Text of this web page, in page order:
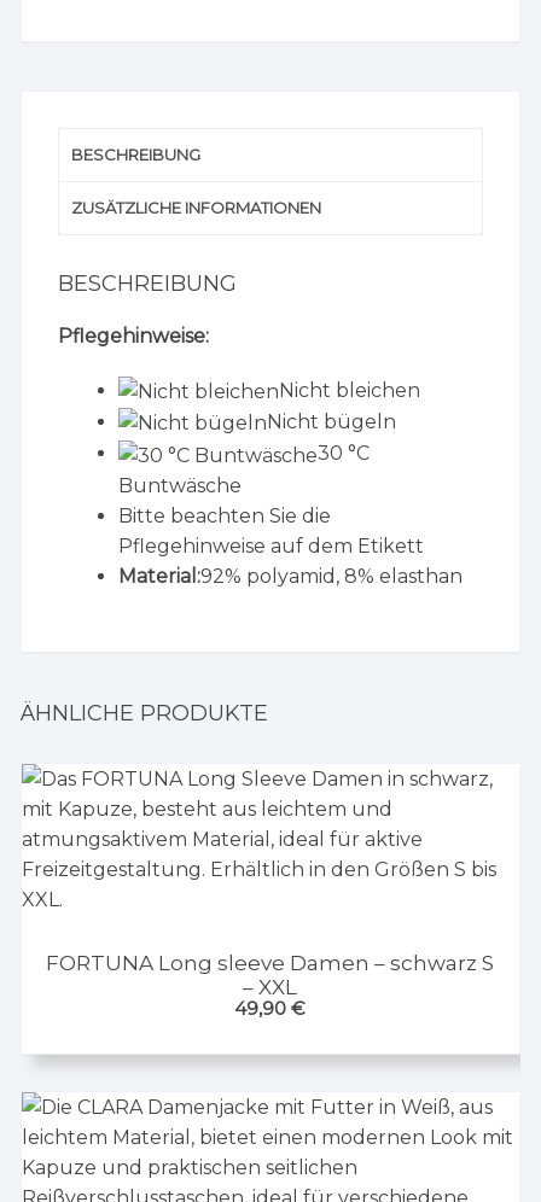
BESCHREIBUNG
ZUSÄTZLICHE INFORMATIONEN
BESCHREIBUNG
Pflegehinweise:
Nicht bleichen
Nicht bügeln
30 °C
Buntwäsche
Bitte beachten Sie die
Pflegehinweise auf dem Etikett
Material:92% polyamid, 8% elasthan
ÄHNLICHE PRODUKTE
FORTUNA Long sleeve Damen – schwarz S
– XXL
49,90€